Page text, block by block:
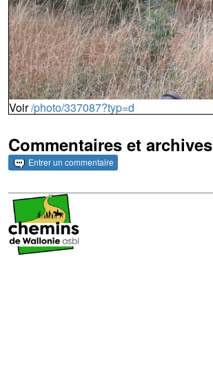
Voir/photo/337087?typ=d
Commentaires et archives
Entrer un commentaire